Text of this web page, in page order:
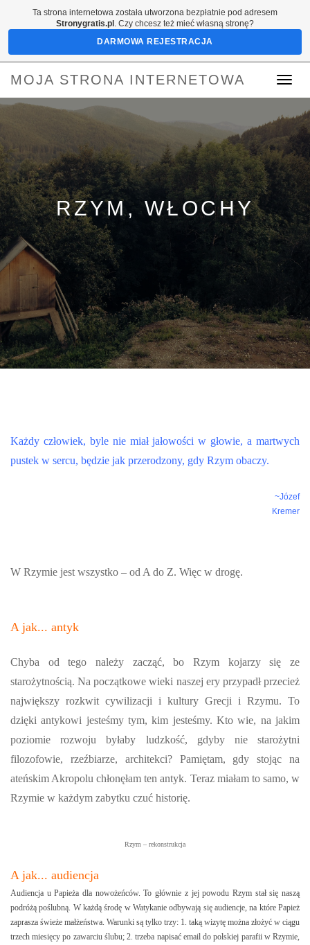
Toggle
MOJA STRONA INTERNETOWA
RZYM, WŁOCHY
Każdy człowiek, byle nie miał jałowości w głowie, a martwych
pustek w sercu, będzie jak przerodzony, gdy Rzym obaczy.
~Józef
Kremer
W Rzymie jest wszystko – od A do Z. Więc w drogę.
A jak... antyk
Chyba od tego należy zacząć, bo Rzym kojarzy się ze
starożytnością. Na początkowe wieki naszej ery przypadł przecież
największy rozkwit cywilizacji i kultury Grecji i Rzymu. To
dzięki antykowi jesteśmy tym, kim jesteśmy. Kto wie, na jakim
poziomie rozwoju byłaby ludzkość, gdyby nie starożytni
filozofowie, rzeźbiarze, architekci? Pamiętam, gdy stojąc na
ateńskim Akropolu chłonęłam ten antyk. Teraz miałam to samo, w
Rzymie w każdym zabytku czuć historię.
Rzym – rekonstrukcja
A jak... audiencja
Audiencja u Papieża dla nowożeńców. To głównie z jej powodu Rzym stał się naszą
podróżą poślubną. W każdą środę w Watykanie odbywają się audiencje, na które Papież
zaprasza świeże małżeństwa. Warunki są tylko trzy: 1. taką wizytę można złożyć w ciągu
trzech miesięcy po zawarciu ślubu; 2. trzeba napisać email do polskiej parafii w Rzymie,
Ta strona internetowa została utworzona bezpłatnie pod adresem
Stronygratis.pl . Czy chcesz też mieć własną stronę?
DARMOWA REJESTRACJA